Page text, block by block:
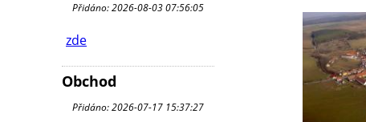
Přidáno: 2026-08-03 07:56:05
zde
Obchod
Přidáno: 2026-07-17 15:37:27